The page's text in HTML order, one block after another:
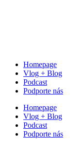
Homepage
Vlog + Blog
Podcast
Podporte nás
Homepage
Vlog + Blog
Podcast
Podporte nás